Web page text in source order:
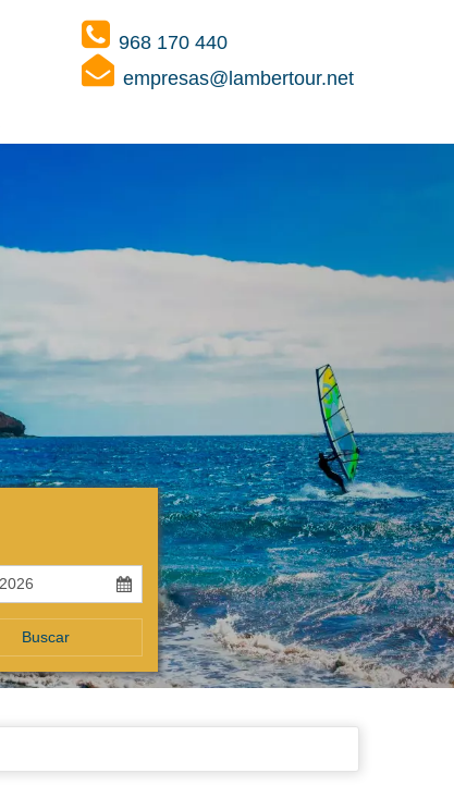
968 170 440
empresas@lambertour.net
Buscar